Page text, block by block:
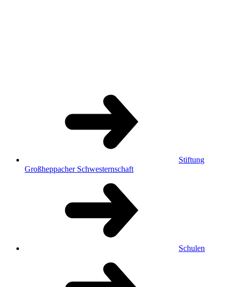
Stiftung
Großheppacher Schwesternschaft
Schulen